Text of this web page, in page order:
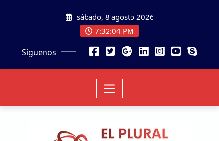
sábado, 8 agosto 2026
7:32:06 PM
Síguenos